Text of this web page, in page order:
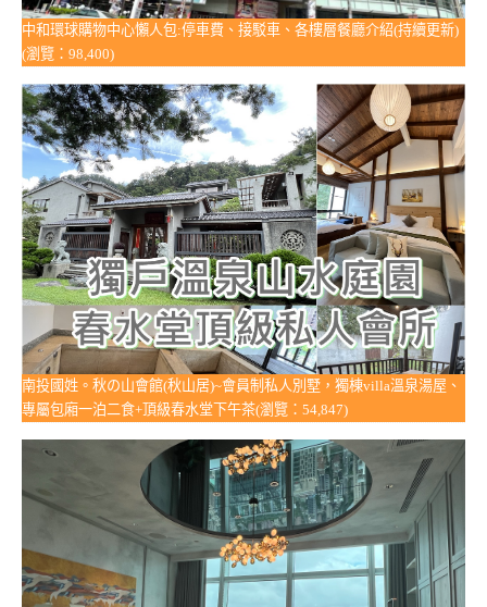
中和環球購物中心懶人包:停車費、接駁車、各樓層餐廳介紹(持續更新)
(瀏覽：98,400)
南投國姓。秋の山會館(秋山居)~會員制私人別墅，獨棟villa溫泉湯屋、
專屬包廂一泊二食+頂級春水堂下午茶(瀏覽：54,847)